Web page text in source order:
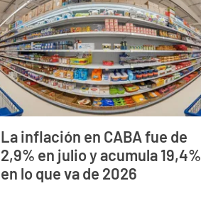
La inflación en CABA fue de
2,9% en julio y acumula 19,4%
en lo que va de 2026